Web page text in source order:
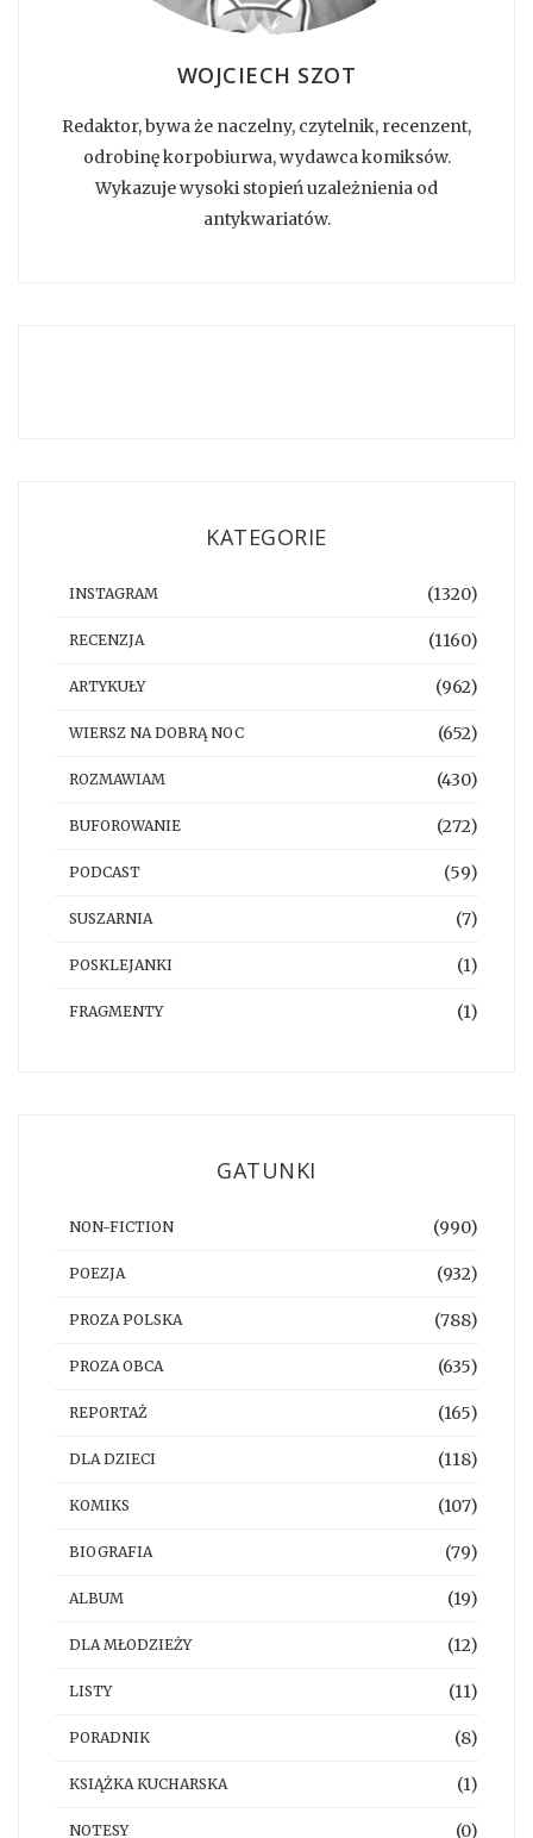
WOJCIECH SZOT
Redaktor, bywa że naczelny, czytelnik, recenzent,
odrobinę korpobiurwa, wydawca komiksów.
Wykazuje wysoki stopień uzależnienia od
antykwariatów.
KATEGORIE
INSTAGRAM (1320)
RECENZJA (1160)
ARTYKUŁY (962)
WIERSZ NA DOBRĄ NOC (652)
ROZMAWIAM (430)
BUFOROWANIE (272)
PODCAST (59)
SUSZARNIA (7)
POSKLEJANKI (1)
FRAGMENTY (1)
GATUNKI
NON-FICTION (990)
POEZJA (932)
PROZA POLSKA (788)
PROZA OBCA (635)
REPORTAŻ (165)
DLA DZIECI (118)
KOMIKS (107)
BIOGRAFIA (79)
ALBUM (19)
DLA MŁODZIEŻY (12)
LISTY (11)
PORADNIK (8)
KSIĄŻKA KUCHARSKA (1)
NOTESY (0)